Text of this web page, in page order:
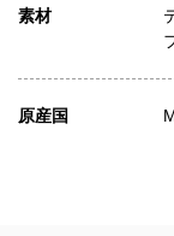
素材
原産国